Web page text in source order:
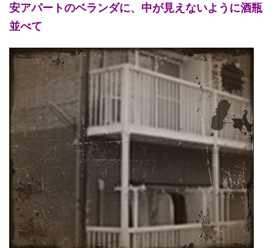
安アパートのベランダに、中が見えないように酒瓶
並べて